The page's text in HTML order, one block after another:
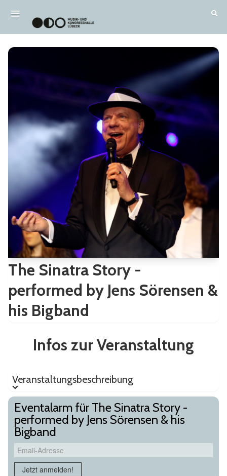
The Sinatra Story -
performed by Jens Sörensen &
his Bigband
Infos zur Veranstaltung
Veranstaltungsbeschreibung
Eventalarm für The Sinatra Story -
performed by Jens Sörensen & his
Bigband
Email-Adresse
Jetzt anmelden!